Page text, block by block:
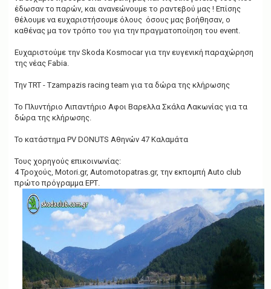
έδωσαν το παρών, και ανανεώνουμε το ραντεβού μας ! Επίσης
θέλουμε να ευχαριστήσουμε όλους όσους μας βοήθησαν, ο
καθένας μα τον τρόπο του για την πραγματοποίηση του event.
Eυχαριστούμε την Skoda Kosmocar για την ευγενική παραχώρηση
της νέας Fabia.
Tην TRT - Tzampazis racing team για τα δώρα της κλήρωσης
Το Πλυντήριο Λιπαντήριο Αφοι Βαρελλα Σκάλα Λακωνίας για τα
δώρα της κλήρωσης.
Το κατάστημα PV DONUTS Αθηνών 47 Καλαμάτα
Τους χορηγούς επικοινωνίας:
4 Τροχούς, Motori.gr, Automotopatras.gr, την εκπομπή Auto club
πρώτο πρόγραμμα ΕΡΤ.